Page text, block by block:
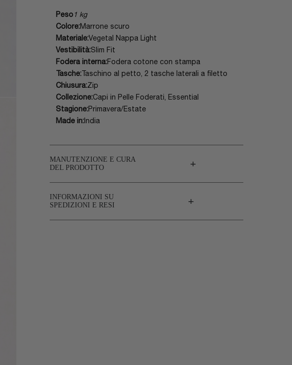
Peso 1 kg
Colore:Marrone scuro
Materiale:Vegetal Nappa Light
Vestibilità:Slim Fit
Fodera interna:Fodera cotone con stampa
Tasche: Taschino al petto, 2 tasche laterali a filetto
Chiusura:Zip
Collezione:Capi in Pelle Foderati, Essential
Stagione:Primavera/Estate
Made in: India
MANUTENZIONE E CURA
DEL PRODOTTO
+
INFORMAZIONI SU
SPEDIZIONI E RESI
+